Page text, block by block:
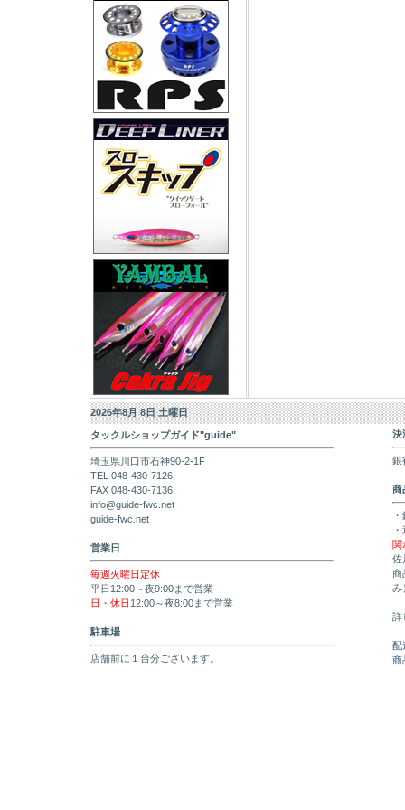
2026年8月 8日 土曜日
タックルショップガイド"guide"
埼玉県川口市石神90-2-1F
TEL 048-430-7126
FAX 048-430-7136
info@guide-fwc.net
guide-fwc.net
営業日
毎週火曜日定休
平日12:00～夜9:00まで営業
日・休日 12:00～夜8:00まで営業
駐車場
店舗前に１台分ございます。
決
銀
商
関
佐
商
み
詳
配
商